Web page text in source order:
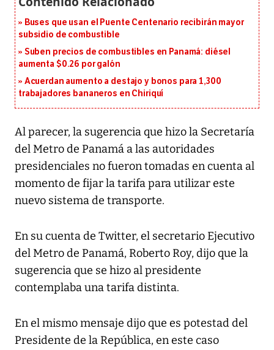
Buses que usan el Puente Centenario recibirán mayor
subsidio de combustible
Suben precios de combustibles en Panamá: diésel
aumenta $0.26 por galón
Acuerdan aumento a destajo y bonos para 1,300
trabajadores bananeros en Chiriquí
Al parecer, la sugerencia que hizo la Secretaría
del Metro de Panamá a las autoridades
presidenciales no fueron tomadas en cuenta al
momento de fijar la tarifa para utilizar este
nuevo sistema de transporte.
En su cuenta de Twitter, el secretario Ejecutivo
del Metro de Panamá, Roberto Roy, dijo que la
sugerencia que se hizo al presidente
contemplaba una tarifa distinta.
En el mismo mensaje dijo que es potestad del
Presidente de la República, en este caso